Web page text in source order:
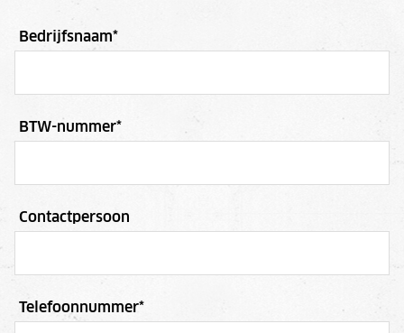
Bedrijfsnaam*
BTW-nummer*
Contactpersoon
Telefoonnummer*